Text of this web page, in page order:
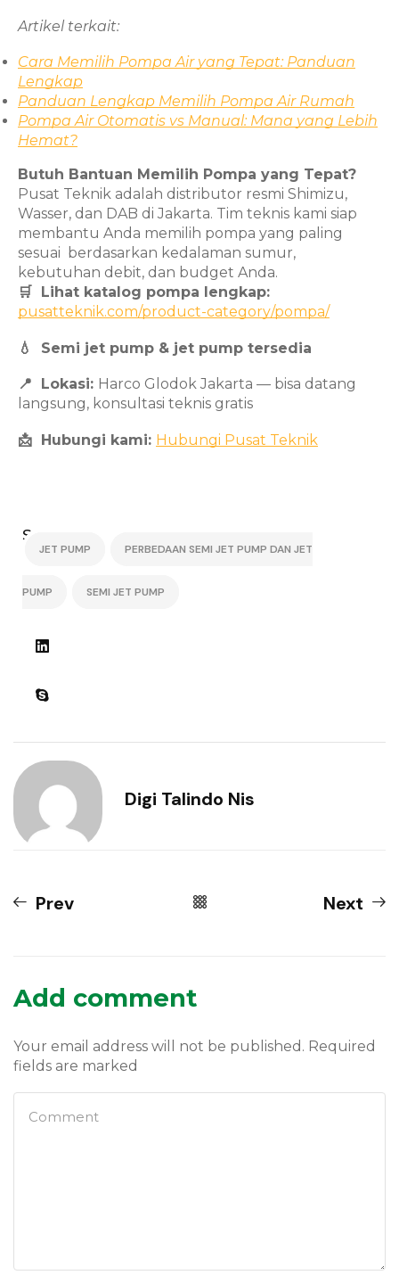
Artikel terkait:
Cara Memilih Pompa Air yang Tepat: Panduan
Lengkap
Panduan Lengkap Memilih Pompa Air Rumah
Pompa Air Otomatis vs Manual: Mana yang Lebih
Hemat?
Butuh Bantuan Memilih Pompa yang Tepat?
Pusat Teknik adalah distributor resmi Shimizu,
Wasser, dan DAB di Jakarta. Tim teknis kami siap
membantu Anda memilih pompa yang paling
sesuai berdasarkan kedalaman sumur,
kebutuhan debit, dan budget Anda.
🛒 Lihat katalog pompa lengkap:
pusatteknik.com/product-category/pompa/
💧 Semi jet pump & jet pump tersedia
📍 Lokasi: Harco Glodok Jakarta — bisa datang
langsung, konsultasi teknis gratis
📩 Hubungi kami: Hubungi Pusat Teknik
Share:
JET PUMP PERBEDAAN SEMI JET PUMP DAN JET
PUMP SEMI JET PUMP
Digi Talindo Nis
Prev Next
Add comment
Your email address will not be published. Required
fields are marked